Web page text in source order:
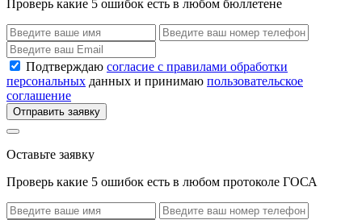
Проверь какие 5 ошибок есть в любом бюллетене
Подтверждаю согласие с правилами обработки
персональных данных и принимаю пользовательское
соглашение
Отправить заявку
Оставьте заявку
Проверь какие 5 ошибок есть в любом протоколе ГОСА